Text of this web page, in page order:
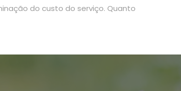
do custo do serviço. Quanto